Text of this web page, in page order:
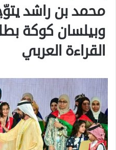
محمد بن راشد
وبيلسان كوكة
القراءة العربي